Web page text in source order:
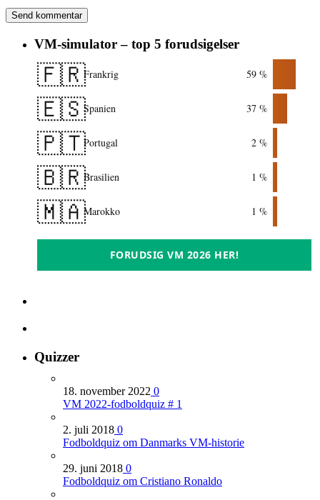
VM-simulator – top 5 forudsigelser
🇫🇷Frankrig 59 %
🇪🇸Spanien 37 %
🇵🇹Portugal 2 %
🇧🇷Brasilien 1 %
🇲🇦Marokko 1 %
FORUDSIG VM 2026 HER!
Quizzer
18. november 2022 0
VM 2022-fodboldquiz # 1
2. juli 2018 0
Fodboldquiz om Danmarks VM-historie
29. juni 2018 0
Fodboldquiz om Cristiano Ronaldo